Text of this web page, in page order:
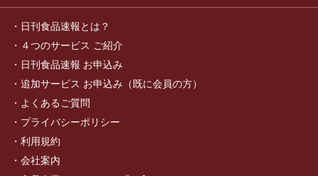
日刊食品速報とは？
４つのサービス ご紹介
日刊食品速報 お申込み
追加サービス お申込み（既に会員の方）
よくあるご質問
プライバシーポリシー
利用規約
会社案内